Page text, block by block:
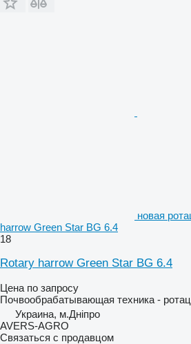
новая
harrow Green Star BG 6.4
18
Rotary harrow Green Star BG 6.4
Цена по запросу
Почвообрабатывающая техника -
Украина, м.Дніпро
AVERS-AGRO
Связаться с продавцом